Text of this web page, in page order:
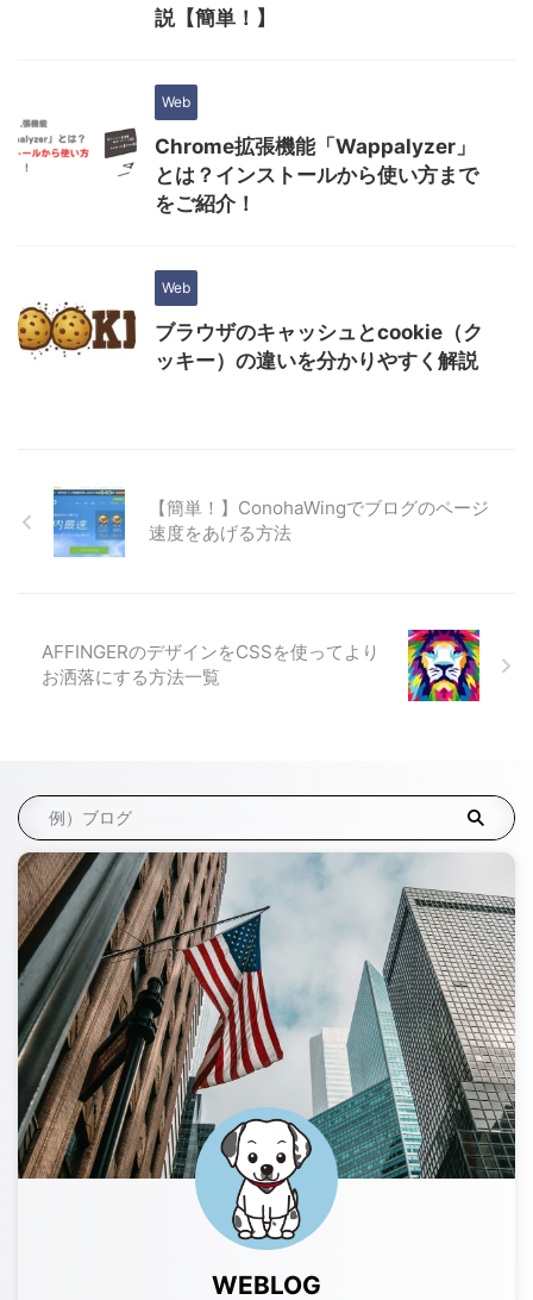
説【簡単！】
Web
Chrome拡張機能「Wappalyzer」
とは？インストールから使い方まで
をご紹介！
Web
ブラウザのキャッシュとcookie（ク
ッキー）の違いを分かりやすく解説
【簡単！】ConohaWingでブログのページ
速度をあげる方法
AFFINGERのデザインをCSSを使ってより
お洒落にする方法一覧
WEBLOG